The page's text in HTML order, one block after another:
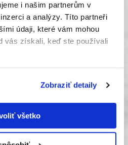
i našim partnerům v
a analýzy. Títo partneři
údaji, které vám mohou
vás získali, keď ste používali
Zobraziť detaily
všetko